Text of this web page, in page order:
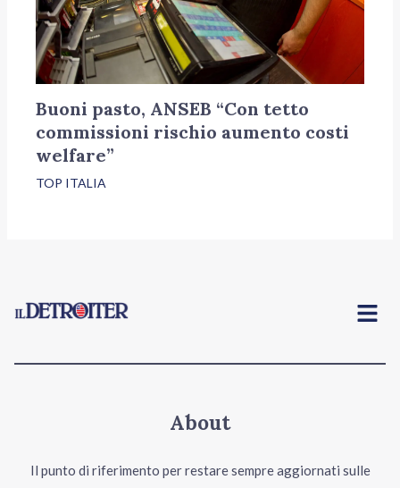
Buoni pasto, ANSEB “Con tetto
commissioni rischio aumento costi
welfare”
TOP ITALIA
Menu
About
Il punto di riferimento per restare sempre aggiornati sulle